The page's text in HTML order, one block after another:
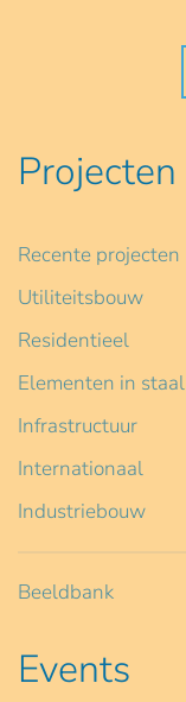
Projecten
Recente projecten
Utiliteitsbouw
Residentieel
Elementen in staal
Infrastructuur
Internationaal
Industriebouw
Beeldbank
Events